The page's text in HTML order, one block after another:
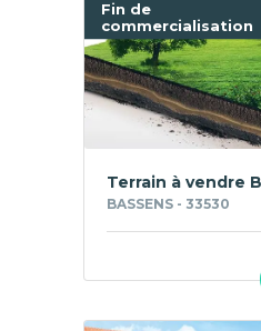
Fin de
commercialisation
Terrain à vendre
BASSENS - 33530